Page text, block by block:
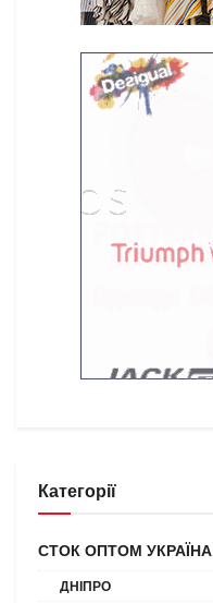
Категорії
СТОК ОПТОМ УКРАЇНА
ДНІПРО